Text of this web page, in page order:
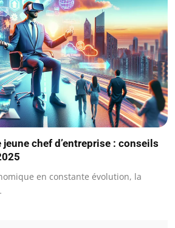
chef d’entreprise : conseils
en constante évolution, la